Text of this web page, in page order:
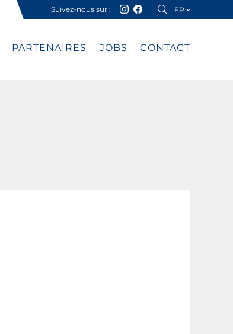
Suivez-nous sur : FR
PARTENAIRES JOBS CONTACT